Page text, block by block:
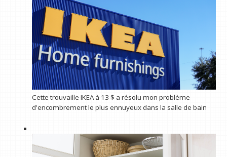
Cette trouvaille IKEA à 13 $ a résolu mon problème
d'encombrement le plus ennuyeux dans la salle de bain